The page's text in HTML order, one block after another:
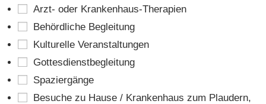
Arzt- oder Krankenhaus-Therapien
Behörd­li­che Begleitung
Kul­tu­rel­le Veranstaltungen
Got­tes­dienst­be­glei­tung
Spa­zier­gän­ge
Besu­che zu Hau­se / Kran­ken­haus zum Plau­dern,